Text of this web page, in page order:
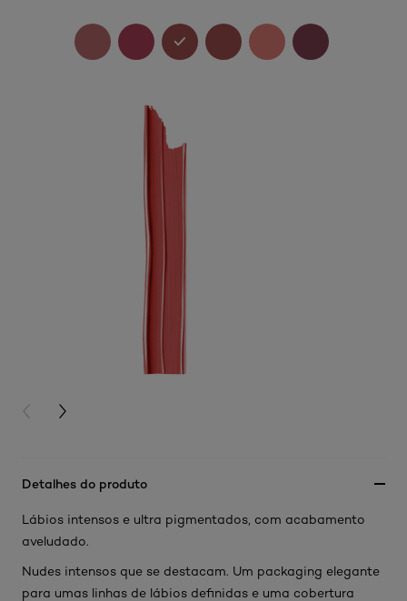
PREVIOUS CARD
NEXT CARD
Detalhes do produto
Lábios intensos e ultra pigmentados, com acabamento
aveludado.
Nudes intensos que se destacam. Um packaging elegante
para umas linhas de lábios definidas e uma cobertura